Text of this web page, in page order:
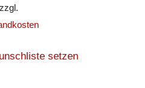
zzgl.
setzen